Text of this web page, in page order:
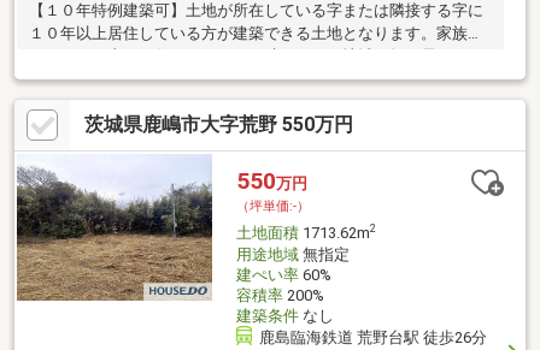
【１０年特例建築可】土地が所在している字または隣接する字に
１０年以上居住している方が建築できる土地となります。家族の
地元企業ならではの提案力で、暮らしやすさと安心を兼ね揃えた
住まいづくりをサポートいたします。
茨城県鹿嶋市大字荒野 550万円
550万円
（坪単価:-）
土地面積1713.62m2
用途地域無指定
建ぺい率60%
容積率200%
建築条件なし
鹿島臨海鉄道 荒野台駅 徒歩26分